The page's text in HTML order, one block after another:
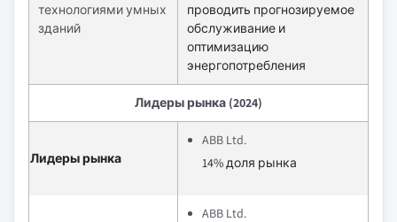
технологиями умных
зданий
проводить прогнозируемое
обслуживание и
оптимизацию
энергопотребления
Лидеры рынка (2024)
Лидеры рынка
ABB Ltd.
14% доля рынка
ABB Ltd.